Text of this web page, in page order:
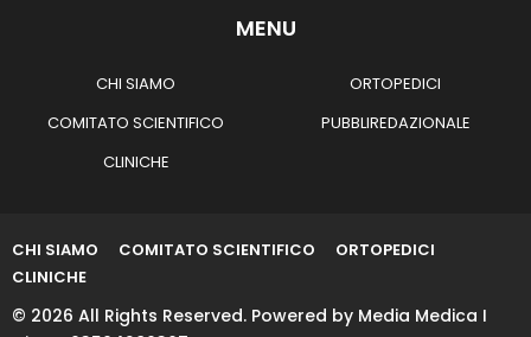
MENU
CHI SIAMO
COMITATO SCIENTIFICO
CLINICHE
ORTOPEDICI
PUBBLIREDAZIONALE
CHI SIAMO COMITATO SCIENTIFICO
ORTOPEDICI
CLINICHE
© 2026 All Rights Reserved. Powered by Media Medica I